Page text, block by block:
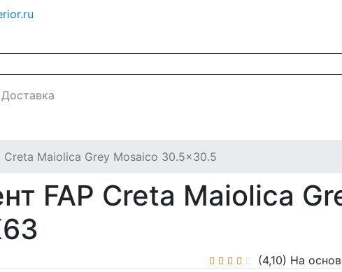
Доставка
Creta Maiolica Grey Mosaico 30.5x30.5
FAP Creta Maiolica
(4,10) На